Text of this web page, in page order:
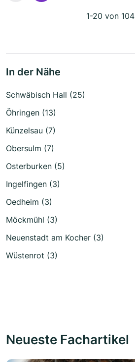
1-20 von 104
In der Nähe
Schwäbisch Hall (25)
Öhringen (13)
Künzelsau (7)
Obersulm (7)
Osterburken (5)
Ingelfingen (3)
Oedheim (3)
Möckmühl (3)
Neuenstadt am Kocher (3)
Wüstenrot (3)
Neueste Fachartikel